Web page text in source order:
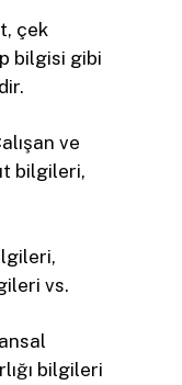
çek
bilgisi gibi
ve
bilgileri,
vs.
bilgileri